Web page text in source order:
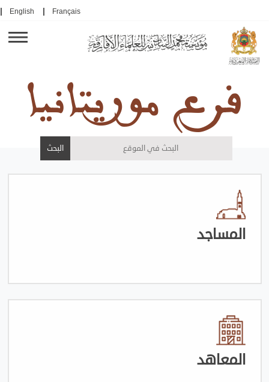
Français
English
فرع موريتانيا
المعاهد
المساجد